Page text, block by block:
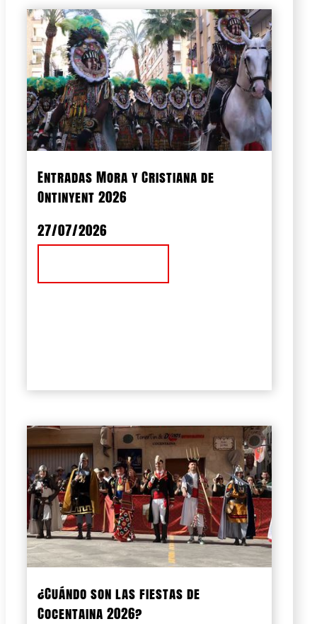
Entradas Mora y Cristiana de
Ontinyent 2026
27/07/2026
¿Cuándo son las fiestas de
Cocentaina 2026?